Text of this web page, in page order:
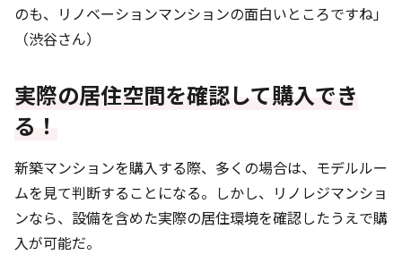
のも、リノベーションマンションの面白いところですね」
（渋谷さん）
実際の居住空間を確認して購入でき
る！
新築マンションを購入する際、多くの場合は、モデルルー
ムを見て判断することになる。しかし、リノレジマンショ
ンなら、設備を含めた実際の居住環境を確認したうえで購
入が可能だ。